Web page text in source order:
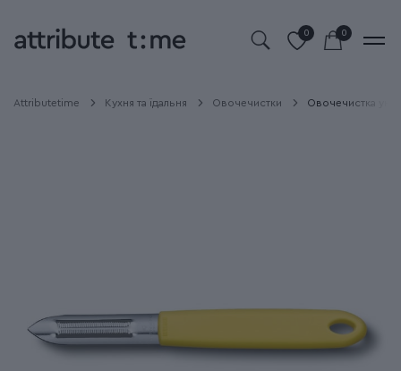
0 0
Attributetime Кухня та їдальня Овочечистки Овочечистка